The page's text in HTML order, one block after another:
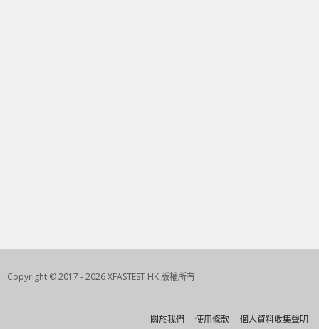
Copyright © 2017 - 2026 XFASTEST HK 版權所有
關於我們 使用條款 個人資料收集聲明